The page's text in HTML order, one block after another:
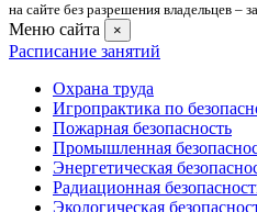
на сайте без разрешения владельцев –
Меню сайта ×
Расписание занятий
Охрана труда
Игропрактика по
Пожарная безопасность
Промышленная
Энергетическая
Радиационная
Экологическая